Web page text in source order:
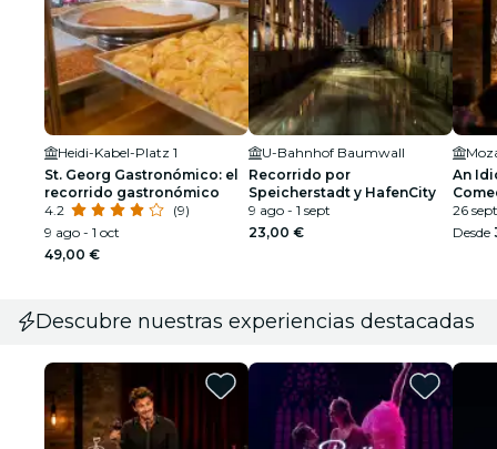
Heidi-Kabel-Platz 1
St. Georg Gastronómico: el
recorrido gastronómico
4.2
(9)
9 ago - 1 oct
49,00 €
U-Bahnhof Baumwall
Recorrido por
Speicherstadt y HafenCity
9 ago - 1 sept
23,00 €
An
26
Desde
Descubre nuestras experiencias destacadas